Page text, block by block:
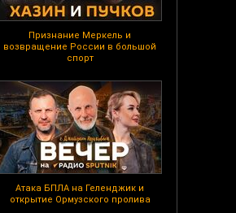
Признание Меркель и
возвращение России в большой
спорт
Атака БПЛА на Геленджик и
открытие Ормузского пролива